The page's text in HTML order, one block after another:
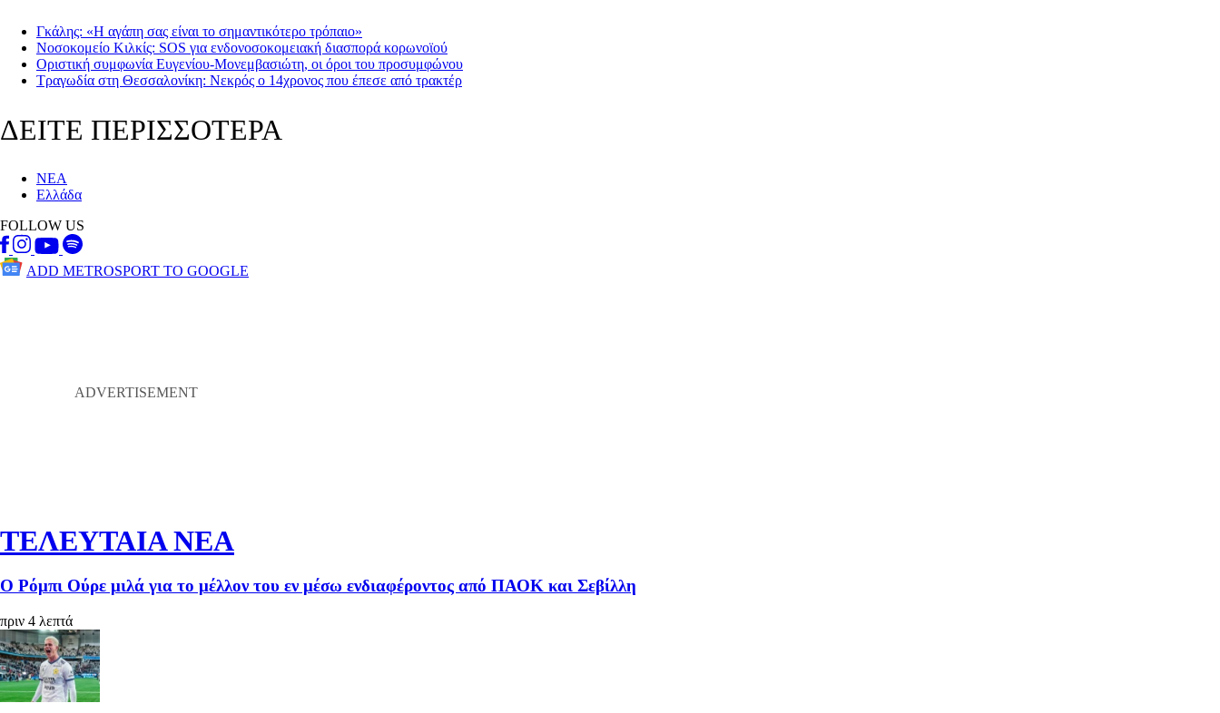
Γκάλης: «Η αγάπη σας είναι το σημαντικότερο τρόπαιο»
Νοσοκομείο Κιλκίς: SOS για ενδονοσοκομειακή διασπορά κορωνοϊού
Οριστική συμφωνία Ευγενίου-Μονεμβασιώτη, οι όροι του προσυμφώνου
Τραγωδία στη Θεσσαλονίκη: Νεκρός ο 14χρονος που έπεσε από τρακτέρ
ΔΕΙΤΕ ΠΕΡΙΣΣΟΤΕΡΑ
ΝΕΑ
Ελλάδα
FOLLOW US
ADD METROSPORT TO GOOGLE
ΤΕΛΕΥΤΑΙΑ ΝΕΑ
Ο Ρόμπι Ούρε μιλά για το μέλλον του εν μέσω ενδιαφέροντος από ΠΑΟΚ και Σεβίλλη
πριν 4 λεπτά